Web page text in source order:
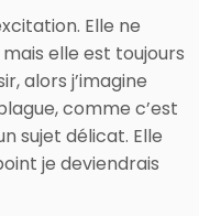
Elle ne
elle est toujours
alors j’imagine
comme c’est
sujet délicat. Elle
je deviendrais